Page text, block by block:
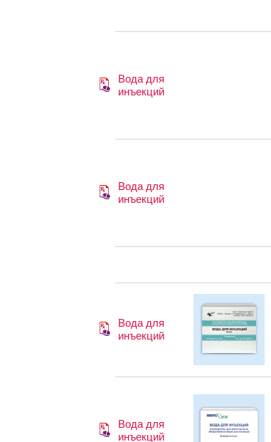
Вода для
инъекций
Вода для
инъекций
Вода для
инъекций
Вода для
инъекций